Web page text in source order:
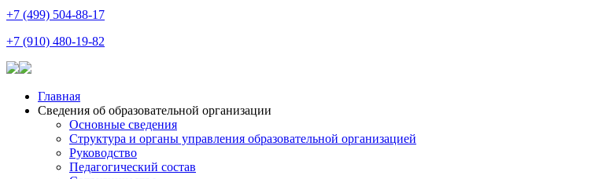
+7 (499) 504-88-17
+7 (910) 480-19-82
Главная
Сведения об образовательной организации
Основные сведения
Структура и органы управления образовательной организацией
Руководство
Педагогический состав